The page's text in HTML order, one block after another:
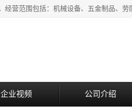
企业视频 公司介绍